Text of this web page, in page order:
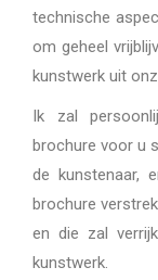
technische
om geheel
kunstwerk uit
Ik zal
brochure voor u
de kunstenaar,
brochure
en die zal
kunstwerk.